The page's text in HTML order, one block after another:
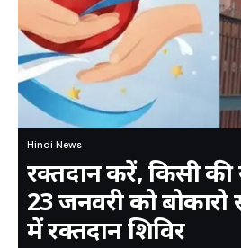
Hindi News
रक्तदान करें, किसी की
23 जनवरी को
में रक्तदान शिविर